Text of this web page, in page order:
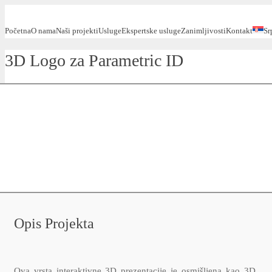
PočetnaO namaNaši projektiUslugeEkspertske uslugeZanimljivostiKontakt
3D Logo za Parametric ID
Opis Projekta